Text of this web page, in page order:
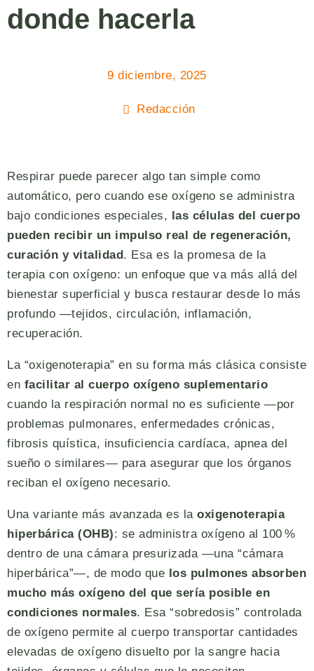
donde hacerla
9 diciembre, 2025
Redacción
Respirar puede parecer algo tan simple como
automático, pero cuando ese oxígeno se administra
bajo condiciones especiales, las células del cuerpo
pueden recibir un impulso real de regeneración,
curación y vitalidad. Esa es la promesa de la
terapia con oxígeno: un enfoque que va más allá del
bienestar superficial y busca restaurar desde lo más
profundo —tejidos, circulación, inflamación,
recuperación.
La “oxigenoterapia” en su forma más clásica consiste
en facilitar al cuerpo oxígeno suplementario
cuando la respiración normal no es suficiente —por
problemas pulmonares, enfermedades crónicas,
fibrosis quística, insuficiencia cardíaca, apnea del
sueño o similares— para asegurar que los órganos
reciban el oxígeno necesario.
Una variante más avanzada es la oxigenoterapia
hiperbárica (OHB): se administra oxígeno al 100 %
dentro de una cámara presurizada —una “cámara
hiperbárica”—, de modo que los pulmones absorben
mucho más oxígeno del que sería posible en
condiciones normales. Esa “sobredosis” controlada
de oxígeno permite al cuerpo transportar cantidades
elevadas de oxígeno disuelto por la sangre hacia